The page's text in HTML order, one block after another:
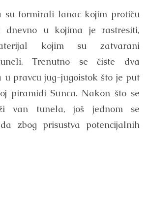
su formirali lanac kojim protiču
dnevno u kojima je rastresiti,
kojim su zatvarani
Trenutno se čiste dva
u pravcu jug-jugoistok što je put
piramidi Sunca. Nakon što se
van tunela, još jednom se
zbog prisustva potencijalnih